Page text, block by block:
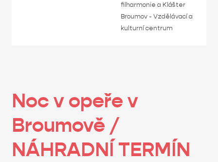
filharmonie a Klášter
Broumov - Vzdělávací a
kulturní centrum
Noc v opeře v
Broumově /
NÁHRADNÍ TERMÍN